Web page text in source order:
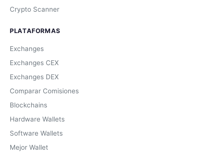
Crypto Scanner
PLATAFORMAS
Exchanges
Exchanges CEX
Exchanges DEX
Comparar Comisiones
Blockchains
Hardware Wallets
Software Wallets
Mejor Wallet